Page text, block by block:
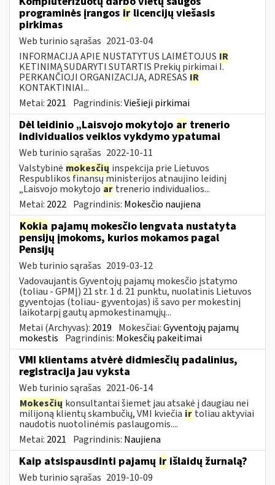
programinės įrangos ir licencijų viešasis
pirkimas
Web turinio sąrašas 2021-03-04
INFORMACIJA APIE NUSTATYTUS LAIMĖTOJUS IR
KETINIMĄ SUDARYTI SUTARTIS Prekių pirkimai I.
PERKANČIOJI ORGANIZACIJA, ADRESAS IR
KONTAKTINIAI...
Metai: 2021 Pagrindinis:Viešieji pirkimai
Dėl leidinio „Laisvojo mokytojo ar trenerio
individualios veiklos vykdymo ypatumai
Web turinio sąrašas 2022-10-11
Valstybinė mokesčių inspekcija prie Lietuvos
Respublikos finansų ministerijos atnaujino leidinį
„Laisvojo mokytojo ar trenerio individualios...
Metai: 2022 Pagrindinis: Mokesčio naujiena
Kokia pajamų mokesčio lengvata nustatyta
pensijų įmokoms, kurios mokamos pagal
Pensijų
Web turinio sąrašas 2019-03-12
Vadovaujantis Gyventojų pajamų mokesčio įstatymo
(toliau - GPMĮ) 21 str. 1 d. 21 punktu, nuolatinis Lietuvos
gyventojas (toliau- gyventojas) iš savo per mokestinį
laikotarpį gautų apmokestinamųjų...
Metai (Archyvas): 2019 Mokesčiai:Gyventojų pajamų
mokestis Pagrindinis: Mokesčių pakeitimai
VMI klientams atvėrė didmiesčių padalinius,
registracija jau vyksta
Web turinio sąrašas 2021-06-14
Mokesčių konsultantai šiemet jau atsakė į daugiau nei
milijoną klientų skambučių, VMI kviečia ir toliau aktyviai
naudotis nuotolinėmis paslaugomis....
Metai: 2021 Pagrindinis: Naujiena
Kaip atsispausdinti pajamų ir išlaidų žurnalą?
Web turinio sąrašas 2019-10-09